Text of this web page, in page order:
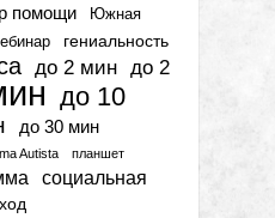
помощи
Южная
гениальность
до 2 мин до 2
до 10
до 30 мин
Autista
планшет
социальная